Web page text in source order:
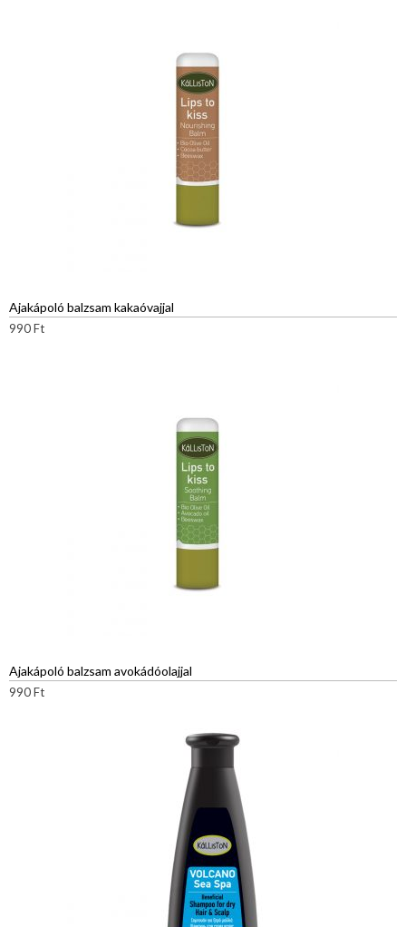
Ajakápoló balzsam kakaóvajjal
990Ft
Ajakápoló balzsam avokádóolajjal
990Ft